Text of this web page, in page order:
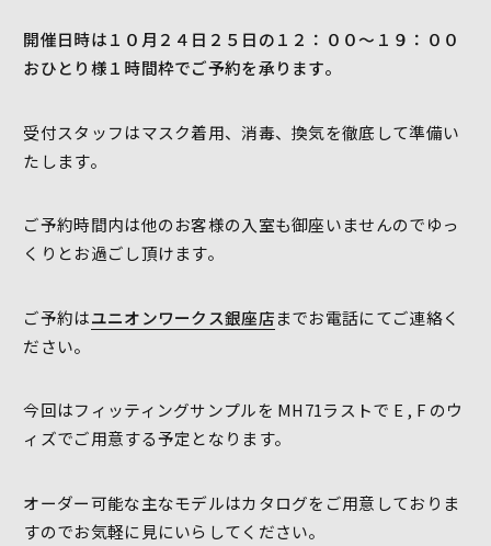
開催日時は１０月２４日２５日の１２：００〜１９：００
おひとり様１時間枠でご予約を承ります。
受付スタッフはマスク着用、消毒、換気を徹底して準備い
たします。
ご予約時間内は他のお客様の入室も御座いませんのでゆっ
くりとお過ごし頂けます。
ご予約はユニオンワークス銀座店までお電話にてご連絡く
ださい。
今回はフィッティングサンプルを MH71ラストで E , F のウ
ィズでご用意する予定となります。
オーダー可能な主なモデルはカタログをご用意しておりま
すのでお気軽に見にいらしてください。